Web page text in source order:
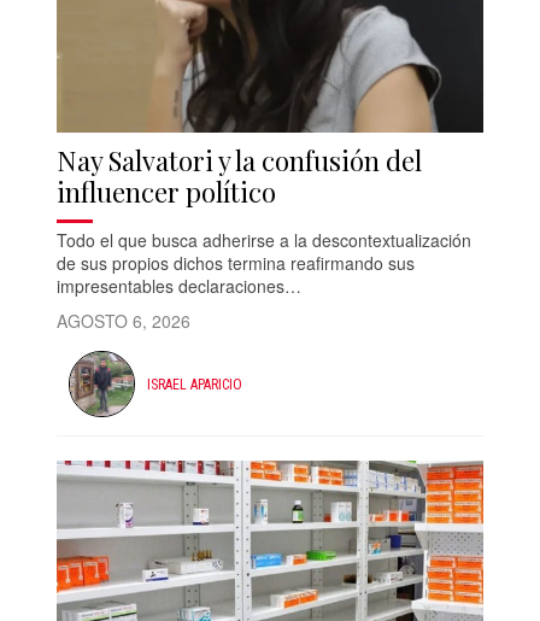
Nay Salvatori y la confusión del
influencer político
Todo el que busca adherirse a la descontextualización
de sus propios dichos termina reafirmando sus
impresentables declaraciones…
AGOSTO 6, 2026
ISRAEL APARICIO